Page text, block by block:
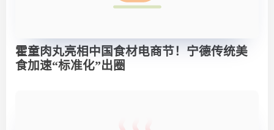
霍童肉丸亮相中国食材电商节！宁德传统美
食加速“标准化”出圈